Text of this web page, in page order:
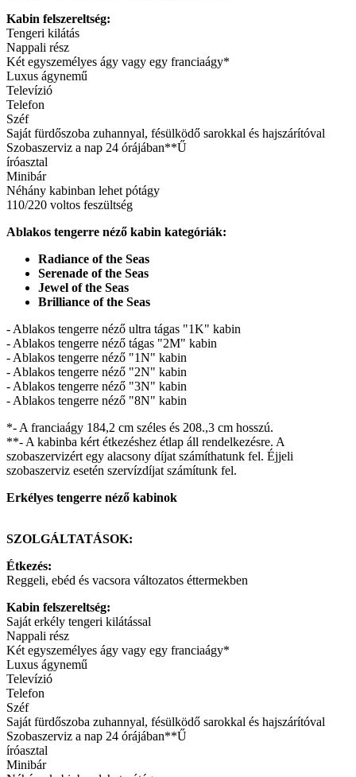
Kabin felszereltség:
Tengeri kilátás
Nappali rész
Két egyszemélyes ágy vagy egy franciaágy*
Luxus ágynemű
Televízió
Telefon
Széf
Saját fürdőszoba zuhannyal, fésülködő sarokkal és hajszárítóval
Szobaszerviz a nap 24 órájában**Ű
íróasztal
Minibár
Néhány kabinban lehet pótágy
110/220 voltos feszültség
Ablakos tengerre néző kabin kategóriák:
Radiance of the Seas
Serenade of the Seas
Jewel of the Seas
Brilliance of the Seas
- Ablakos tengerre néző ultra tágas "1K" kabin
- Ablakos tengerre néző tágas "2M" kabin
- Ablakos tengerre néző "1N" kabin
- Ablakos tengerre néző "2N" kabin
- Ablakos tengerre néző "3N" kabin
- Ablakos tengerre néző "8N" kabin
*- A franciaágy 184,2 cm széles és 208.,3 cm hosszú.
**- A kabinba kért étkezéshez étlap áll rendelkezésre. A
szobaszervizért egy alacsony díjat számíthatunk fel. Éjjeli
szobaszerviz esetén szervízdíjat számítunk fel.
Erkélyes tengerre néző kabinok
SZOLGÁLTATÁSOK:
Étkezés:
Reggeli, ebéd és vacsora változatos éttermekben
Kabin felszereltség:
Saját erkély tengeri kilátással
Nappali rész
Két egyszemélyes ágy vagy egy franciaágy*
Luxus ágynemű
Televízió
Telefon
Széf
Saját fürdőszoba zuhannyal, fésülködő sarokkal és hajszárítóval
Szobaszerviz a nap 24 órájában**Ű
íróasztal
Minibár